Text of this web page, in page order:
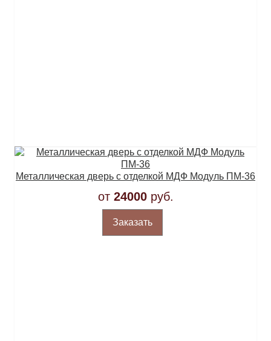
Металлическая дверь с отделкой МДФ Модуль ПМ-36
от 24000руб.
Заказать